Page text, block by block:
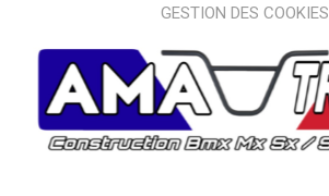
GESTION DES COOKIES